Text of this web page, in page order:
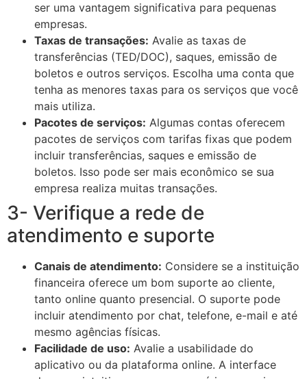
ser uma vantagem significativa para pequenas
empresas.
Taxas de transações: Avalie as taxas de
transferências (TED/DOC), saques, emissão de
boletos e outros serviços. Escolha uma conta que
tenha as menores taxas para os serviços que você
mais utiliza.
Pacotes de serviços: Algumas contas oferecem
pacotes de serviços com tarifas fixas que podem
incluir transferências, saques e emissão de
boletos. Isso pode ser mais econômico se sua
empresa realiza muitas transações.
3- Verifique a rede de
atendimento e suporte
Canais de atendimento: Considere se a instituição
financeira oferece um bom suporte ao cliente,
tanto online quanto presencial. O suporte pode
incluir atendimento por chat, telefone, e-mail e até
mesmo agências físicas.
Facilidade de uso: Avalie a usabilidade do
aplicativo ou da plataforma online. A interface